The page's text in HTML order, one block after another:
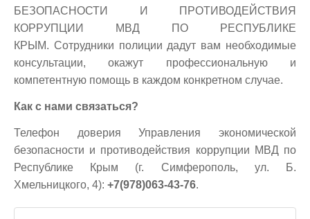
БЕЗОПАСНОСТИ И ПРОТИВОДЕЙСТВИЯ
КОРРУПЦИИ МВД ПО РЕСПУБЛИКЕ
КРЫМ. Сотрудники полиции дадут вам необходимые
консультации, окажут профессиональную и
компетентную помощь в каждом конкретном случае.
Как с нами связаться?
Телефон доверия Управления экономической
безопасности и противодействия коррупции МВД по
Республике Крым (г. Симферополь, ул. Б.
Хмельницкого, 4): +7(978)063-43-76.